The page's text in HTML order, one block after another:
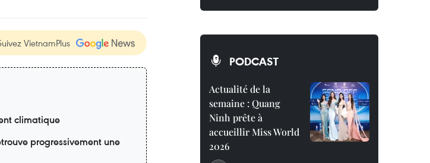
VietnamPlus
climatique
progressivement une
PODCAST
Actualité de la
semaine : Quang
Ninh prête à
accueillir Miss World
2026